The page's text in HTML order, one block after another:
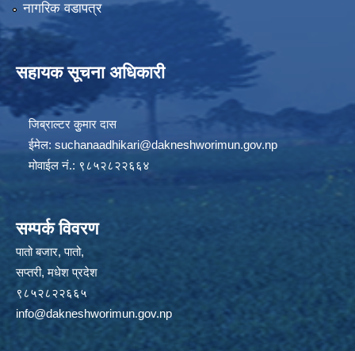
नागरिक वडापत्र
सहायक सूचना अधिकारी
जिब्राल्टर कुुमार दास
ईमेल: suchanaadhikari@dakneshworimun.gov.np
मोवाईल नं.: ९८५२८२२६६४
सम्पर्क विवरण
पातो बजार, पातो,
सप्तरी, मधेश प्रदेश
९८५२८२२६६५
info@dakneshworimun.gov.np